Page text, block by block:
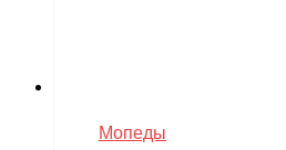
Мопеды